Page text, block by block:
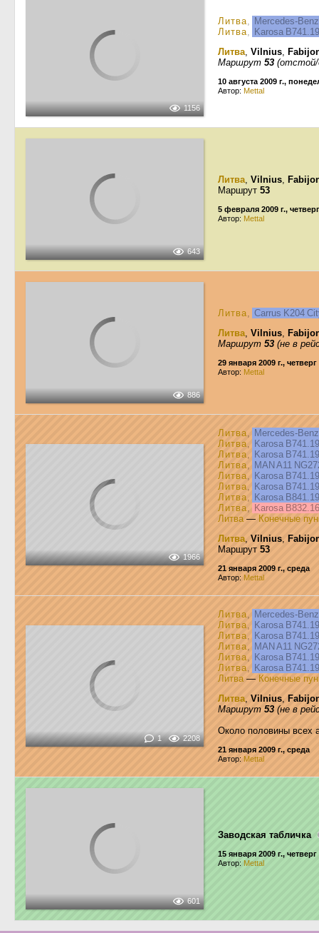
1156
Литва, Mercedes-
Литва, Karosa
Литва, Vilnius,
Маршрут 53 (отстой/
10 августа 2009 г.,
Автор: Mettal
643
Литва, Vilnius,
Маршрут 53
5 февраля 2009 г., четверг
Автор: Mettal
886
Литва, Carrus K204
Литва, Vilnius,
Маршрут 53 (не в
29 января 2009 г., четверг
Автор: Mettal
1966
Литва, Mercedes-
Литва, Karosa
Литва, Karosa
Литва, MAN A11
Литва, Karosa
Литва, Karosa
Литва, Karosa
Литва, Karosa
Литва — Конечные
Литва, Vilnius,
Маршрут 53
21 января 2009 г., среда
Автор: Mettal
1 2208
Литва, Mercedes-
Литва, Karosa
Литва, Karosa
Литва, MAN A11
Литва, Karosa
Литва, Karosa
Литва— Конечные
Литва, Vilnius,
Маршрут 53 (не в
Около половины всех
21 января 2009 г., среда
Автор: Mettal
601
Заводская табличка
15 января 2009 г., четверг
Автор: Mettal